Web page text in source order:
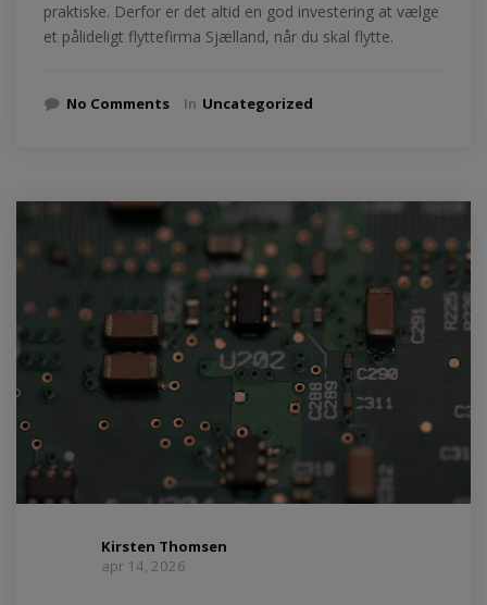
praktiske. Derfor er det altid en god investering at vælge
et pålideligt flyttefirma Sjælland, når du skal flytte.
No Comments In Uncategorized
Kirsten Thomsen
apr 14, 2026